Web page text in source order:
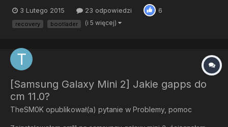
parę tutorialów w jedną całość. ----------------------------------
-------------------------------------------- - Roo...
3 Lutego 2015 23 odpowiedzi 6
recovery bootlader (i 5 więcej)
[Samsung Galaxy Mini 2] Jakie gapps do
cm 11.0?
TheSM0K opublikował(a) pytanie w Problemy, pomoc